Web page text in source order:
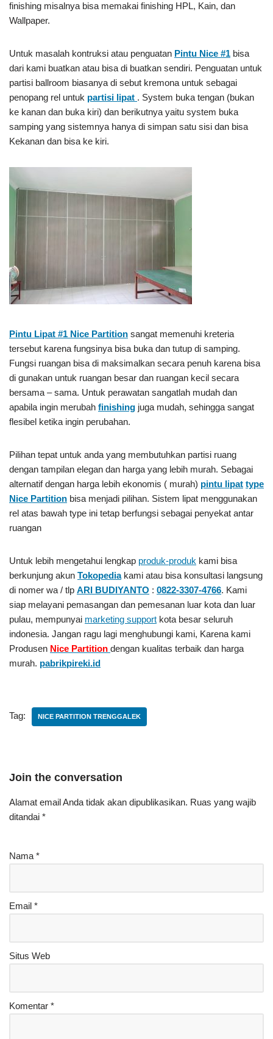
finishing misalnya bisa memakai finishing HPL, Kain, dan
Wallpaper.
Untuk masalah kontruksi atau penguatan Pintu Nice #1 bisa
dari kami buatkan atau bisa di buatkan sendiri. Penguatan untuk
partisi ballroom biasanya di sebut kremona untuk sebagai
penopang rel untuk partisi lipat . System buka tengan (bukan
ke kanan dan buka kiri) dan berikutnya yaitu system buka
samping yang sistemnya hanya di simpan satu sisi dan bisa
Kekanan dan bisa ke kiri.
Pintu Lipat #1 Nice Partition sangat memenuhi kreteria
tersebut karena fungsinya bisa buka dan tutup di samping.
Fungsi ruangan bisa di maksimalkan secara penuh karena bisa
di gunakan untuk ruangan besar dan ruangan kecil secara
bersama – sama. Untuk perawatan sangatlah mudah dan
apabila ingin merubah finishing juga mudah, sehingga sangat
flesibel ketika ingin perubahan.
Pilihan tepat untuk anda yang membutuhkan partisi ruang
dengan tampilan elegan dan harga yang lebih murah. Sebagai
alternatif dengan harga lebih ekonomis ( murah) pintu lipat type
Nice Partition bisa menjadi pilihan. Sistem lipat menggunakan
rel atas bawah type ini tetap berfungsi sebagai penyekat antar
ruangan
Untuk lebih mengetahui lengkap produk-produk kami bisa
berkunjung akun Tokopediakami atau bisa konsultasi langsung
di nomer wa / tlp ARI BUDIYANTO : 0822-3307-4766. Kami
siap melayani pemasangan dan pemesanan luar kota dan luar
pulau, mempunyai marketing support kota besar seluruh
indonesia. Jangan ragu lagi menghubungi kami, Karena kami
Produsen Nice Partition dengan kualitas terbaik dan harga
murah. pabrikpireki.id
Tag: NICE PARTITION TRENGGALEK
Join the conversation
Alamat email Anda tidak akan dipublikasikan. Ruas yang wajib
ditandai *
Nama *
Email *
Situs Web
Komentar *